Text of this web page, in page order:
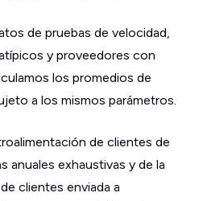
de pruebas de velocidad,
y proveedores con
los promedios de
a los mismos parámetros.
de clientes de
anuales exhaustivas y de la
clientes enviada a